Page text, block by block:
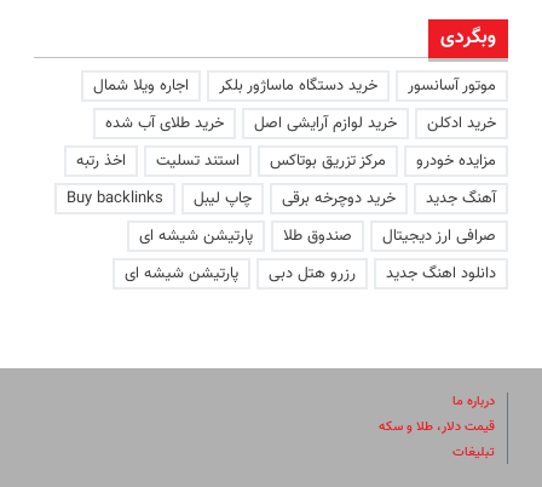
وبگردی
موتور آسانسور خرید دستگاه ماساژور بلکر
اجاره ویلا شمال
خرید ادکلن
خرید لوازم آرایشی اصل
خرید طلای آب شده
مزایده خودرو
مرکز تزریق بوتاکس استند تسلیت
اخذ رتبه
آهنگ جدید
خرید دوچرخه برقی چاپ لیبل
Buy backlinks
صرافی ارز دیجیتال
صندوق طلا
پارتیشن شیشه ای
دانلود اهنگ جدید
رزرو هتل دبی پارتیشن شیشه ای
درباره ما
قیمت دلار، طلا و سکه
تبلیغات